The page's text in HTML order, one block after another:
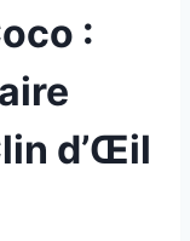
:
d’Œil